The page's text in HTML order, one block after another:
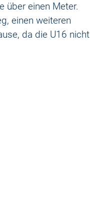
über einen Meter.
einen weiteren
da die U16 nicht